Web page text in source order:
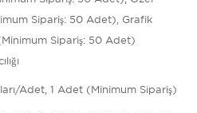
Sipariş: 50 Adet), Grafik
Sipariş: 50 Adet)
Adet, 1 Adet (Minimum Sipariş)